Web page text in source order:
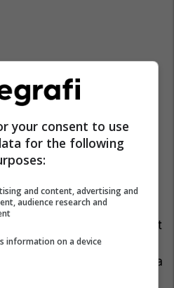
ishte mbajtur më 11
Themelore në
kishte refuzuar
së 27 dhjetorit
e provave.
Gjykata e Apelit
e tyre dhe çështja ishte
nga Themelorja u kërkua
duke i dhënë
your consent to use
for the following
and content, advertising and
audience research and
information on a device